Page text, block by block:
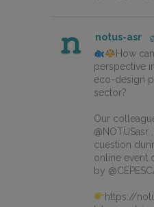
notus-asr
How
perspective
eco-design
sector?
Our
@NOTUSasr
cuestion
online event
by
https://